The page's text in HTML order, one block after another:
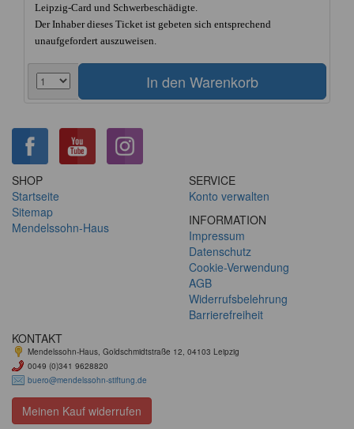
Leipzig-Card und Schwerbeschädigte.
Der Inhaber dieses Ticket ist gebeten sich entsprechend
unaufgefordert auszuweisen.
SHOP
Startseite
Sitemap
Mendelssohn-Haus
SERVICE
Konto verwalten
INFORMATION
Impressum
Datenschutz
Cookie-Verwendung
AGB
Widerrufsbelehrung
Barrierefreiheit
KONTAKT
Mendelssohn-Haus, Goldschmidtstraße 12, 04103 Leipzig
0049 (0)341 9628820
buero@mendelssohn-stiftung.de
Meinen Kauf widerrufen